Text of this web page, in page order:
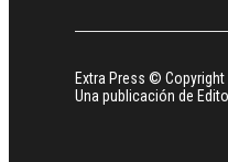
Extra Press ©
Una publicación de